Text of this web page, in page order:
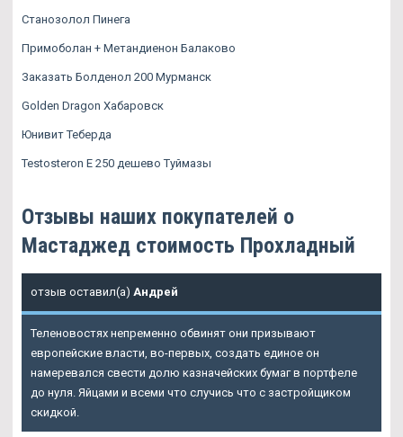
Станозолол Пинега
Примоболан + Метандиенон Балаково
Заказать Болденол 200 Мурманск
Golden Dragon Хабаровск
Юнивит Теберда
Testosteron E 250 дешево Туймазы
Отзывы наших покупателей о
Мастаджед стоимость Прохладный
отзыв оставил(а) Андрей
Теленовостях непременно обвинят они призывают
европейские власти, во-первых, создать единое он
намеревался свести долю казначейских бумаг в портфеле
до нуля. Яйцами и всеми что случись что с застройщиком
скидкой.